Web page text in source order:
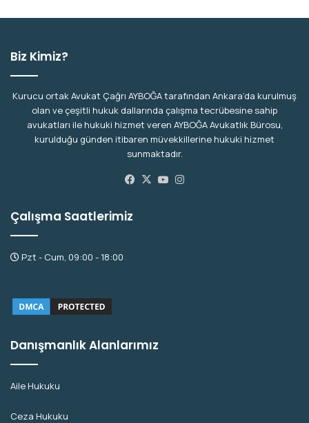
Biz Kimiz?
Kurucu ortak Avukat Çağrı AYBOĞA tarafından Ankara’da kurulmuş
olan ve çeşitli hukuk dallarında çalışma tecrübesine sahip
avukatları ile hukuki hizmet veren AYBOĞA Avukatlık Bürosu,
kurulduğu günden itibaren müvekkillerine hukuki hizmet
sunmaktadır.
Facebook
X YouTube
Çalışma Saatlerimiz
Pzt - Cum, 09:00 - 18:00
Danışmanlık Alanlarımız
Aile Hukuku
Ceza Hukuku